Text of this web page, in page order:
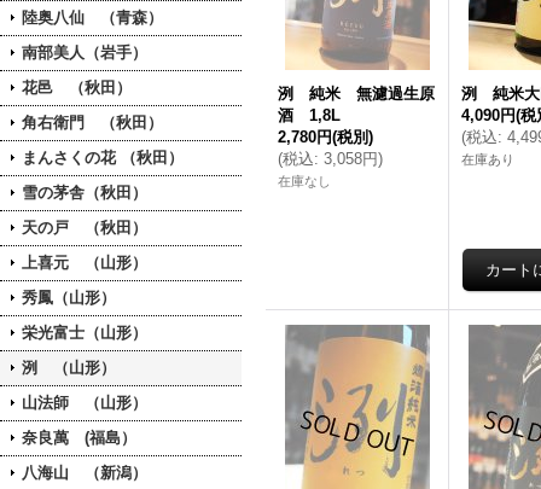
陸奥八仙 （青森）
南部美人（岩手）
花邑 （秋田）
角右衛門 （秋田）
まんさくの花 （秋田）
雪の茅舎（秋田）
天の戸 （秋田）
上喜元 （山形）
秀鳳（山形）
栄光富士（山形）
洌 （山形）
山法師 （山形）
奈良萬 (福島）
八海山 （新潟）
洌 純米 無濾過生原
酒 1,8L
2,780円(税別)
(税込: 3,058円)
在庫なし
洌 純米
4,090円(税
(税込:
在庫あり